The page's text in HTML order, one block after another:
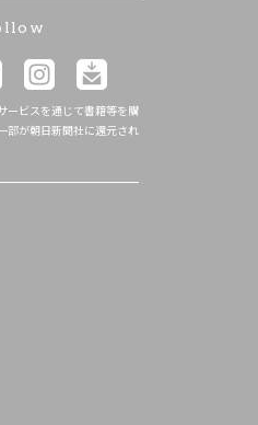
ービスを通じて書籍等を購
部が朝日新聞社に還元され